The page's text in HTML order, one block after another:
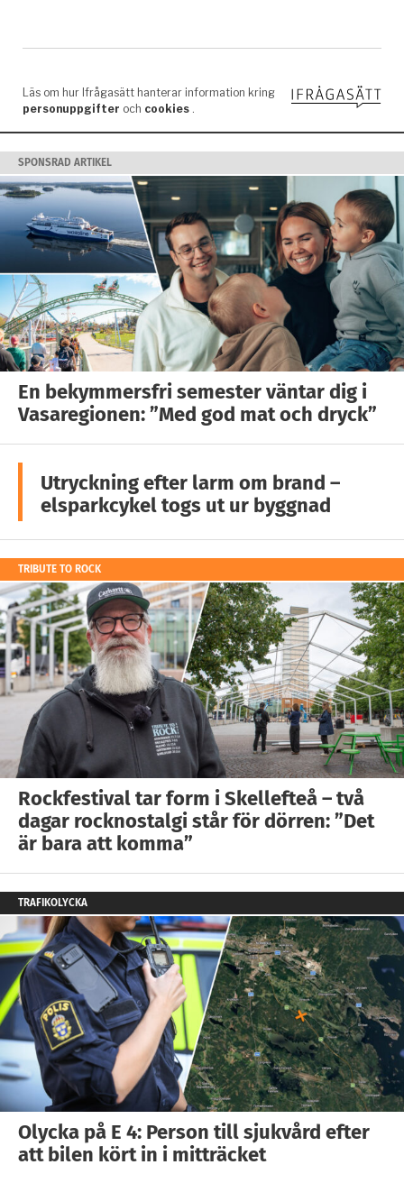
SPONSRAD ARTIKEL
En bekymmersfri semester väntar dig i
Vasaregionen: ”Med god mat och dryck”
Utryckning efter larm om brand –
elsparkcykel togs ut ur byggnad
TRIBUTE TO ROCK
Rockfestival tar form i Skellefteå – två
dagar rocknostalgi står för dörren: ”Det
är bara att komma”
TRAFIKOLYCKA
Olycka på E 4: Person till sjukvård efter
att bilen kört in i mitträcket